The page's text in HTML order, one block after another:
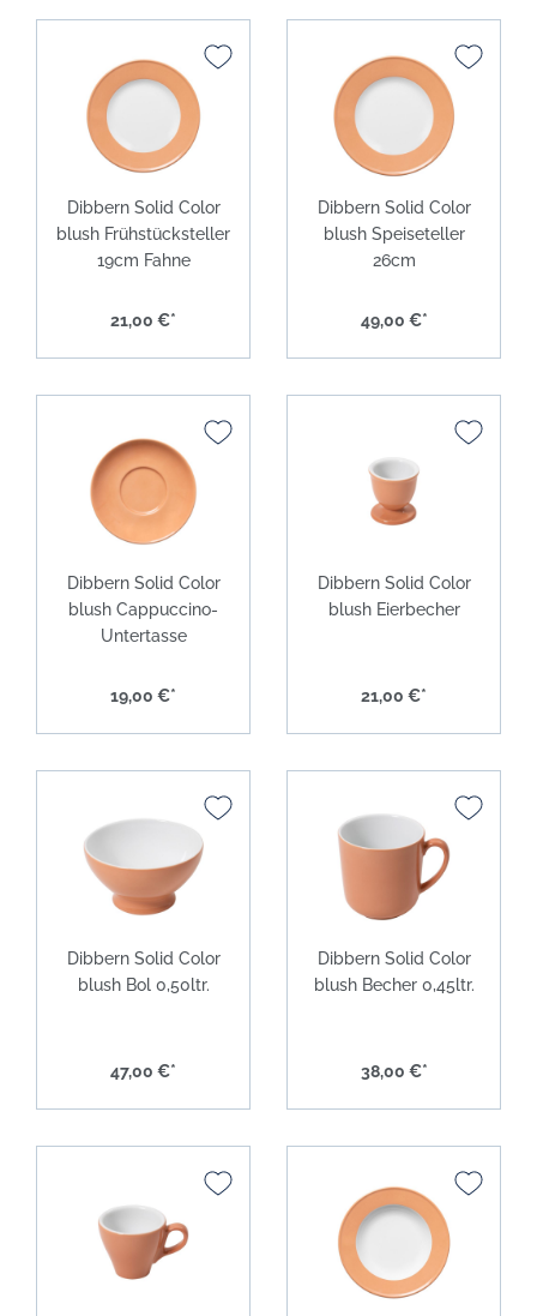
Dibbern Solid Color
blush Frühstücksteller
19cm Fahne
21,00 €*
Dibbern Solid Color
blush Speiseteller
26cm
49,00 €*
Dibbern Solid Color
blush Cappuccino-
Untertasse
19,00 €*
Dibbern Solid Color
blush Eierbecher
21,00 €*
Dibbern Solid Color
blush Bol 0,50ltr.
47,00 €*
Dibbern Solid Color
blush Becher 0,45ltr.
38,00 €*